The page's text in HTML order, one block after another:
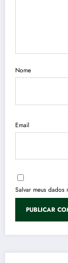
Nome
Email
Salvar meus dados